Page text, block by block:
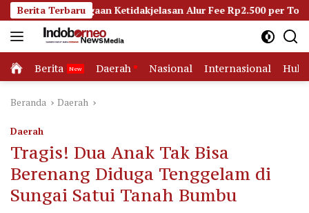
Langsung
ke
konten
Berita Terbaru
Ketidakjelasan Alur Fee Rp2.500 per Ton PT WMGK
Home
Berita Daerah Nasional Internasional
Beranda Daerah
Daerah
Tragis! Dua Anak Tak Bisa
Berenang Diduga Tenggelam di
Sungai Satui Tanah Bumbu